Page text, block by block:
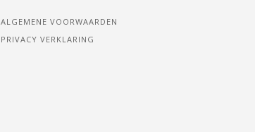
ALGEMENE VOORWAARDEN
PRIVACY VERKLARING